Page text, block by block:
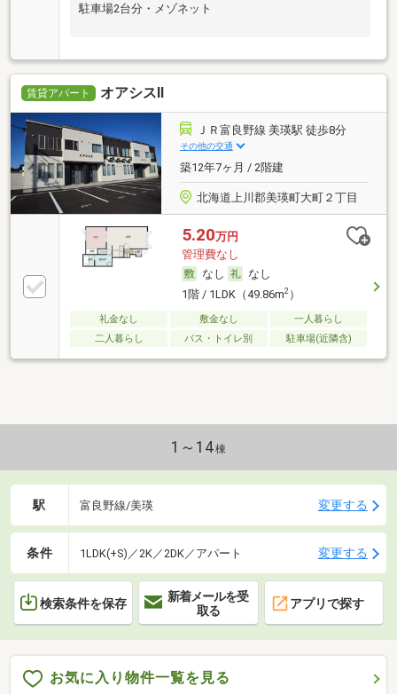
駐車場2台分・メゾネット
賃貸アパート オアシスⅡ
ＪＲ富良野線 美瑛駅 徒歩8分
その他の交通
築12年7ヶ月 / 2階建
北海道上川郡美瑛町大町２丁目
5.20万円
管理費なし
なし
なし
1階 / 1LDK（49.86m2）
礼金なし 敷金なし
一人暮らし
二人暮らし
バス・トイレ別 駐車場(近隣含)
1～14棟
駅 富良野線/美瑛 変更する
条件 1LDK(+S)／2K／2DK／アパート 変更する
検索条件を保存
新着メールを受
取る
アプリで探す
お気に入り物件一覧を見る